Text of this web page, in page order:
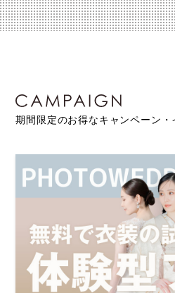
期間限定のお得なキャンペーン・